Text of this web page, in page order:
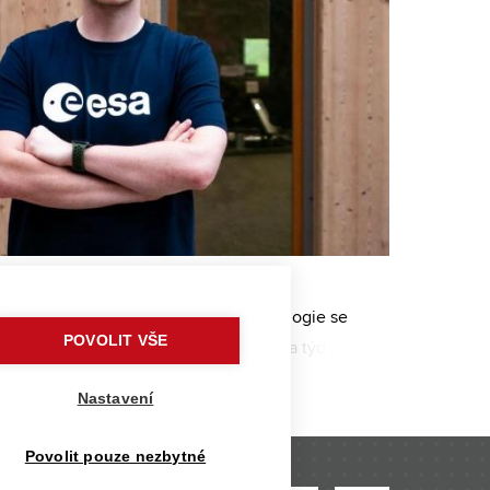
inženýrem pro kosmické technologie se
FSI Miroslav Palán. I když jen na týden a
POVOLIT VŠE
Nastavení
Povolit pouze nezbytné